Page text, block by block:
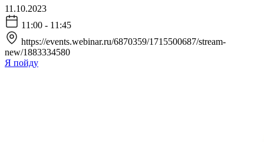
11.10.2023
11:00 - 11:45
https://events.webinar.ru/6870359/1715500687/stream-
new/1883334580
Я пойду